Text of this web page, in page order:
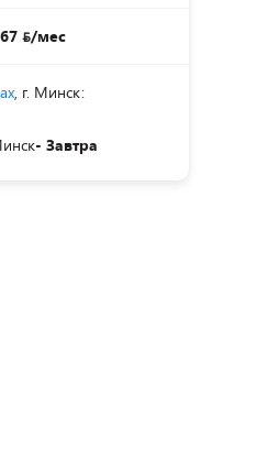
/мес
, г. Минск:
- Завтра